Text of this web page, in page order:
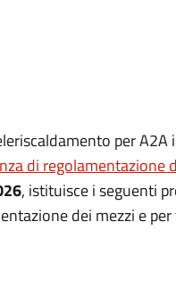
per A2A
di regolamentazione
, istituisce i seguenti
dei mezzi e